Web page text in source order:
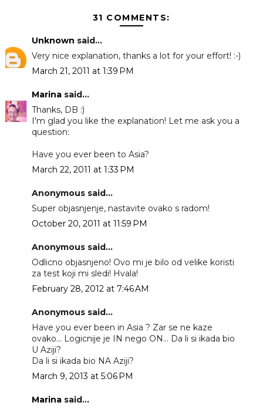
31 COMMENTS:
Unknown said...
Very nice explanation, thanks a lot for your effort! :-)
March 21, 2011 at 1:39 PM
Marinasaid...
Thanks, DB :)
I'm glad you like the explanation! Let me ask you a
question:
Have you ever been to Asia?
March 22, 2011 at 1:33 PM
Anonymous said...
Super objasnjenje, nastavite ovako s radom!
October 20, 2011 at 11:59 PM
Anonymous said...
Odlicno objasnjeno! Ovo mi je bilo od velike koristi
za test koji mi sledi! Hvala!
February 28, 2012 at 7:46 AM
Anonymous said...
Have you ever been in Asia ? Zar se ne kaze
ovako... Logicnije je IN nego ON... Da li si ikada bio
U Aziji?
Da li si ikada bio NA Aziji?
March 9, 2013 at 5:06 PM
Marinasaid...